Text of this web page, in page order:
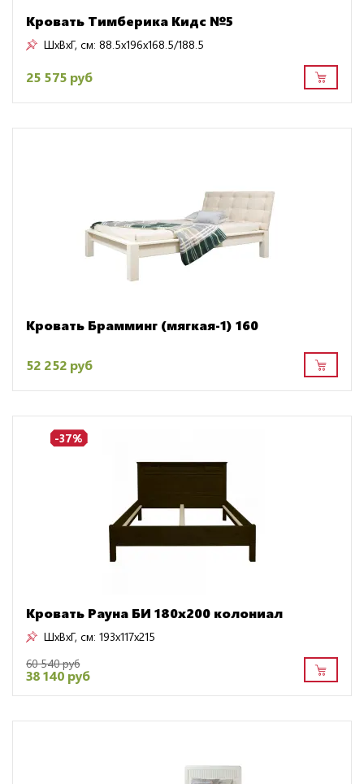
Кровать Тимберика Кидс №5
ШxВxГ, см: 88.5x196x168.5/188.5
25 575 руб
Кровать Брамминг (мягкая-1) 160
52 252 руб
-37%
Кровать Рауна БИ 180х200 колониал
ШxВxГ, см: 193x117x215
60 540 руб
38 140 руб